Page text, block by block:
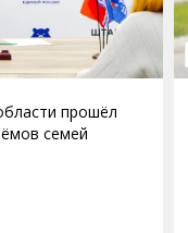
прошёл
семей